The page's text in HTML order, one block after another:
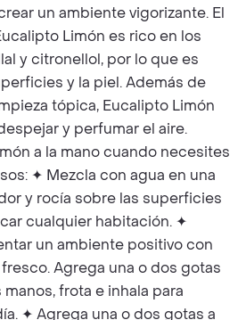
un ambiente vigorizante. El
Limón es rico en los
y citronellol, por lo que es
y la piel. Además de
tópica, Eucalipto Limón
y perfumar el aire.
a la mano cuando necesites
✦ Mezcla con agua en una
y rocía sobre las superficies
cualquier habitación. ✦
un ambiente positivo con
Agrega una o dos gotas
frota e inhala para
✦ Agrega una o dos gotas a